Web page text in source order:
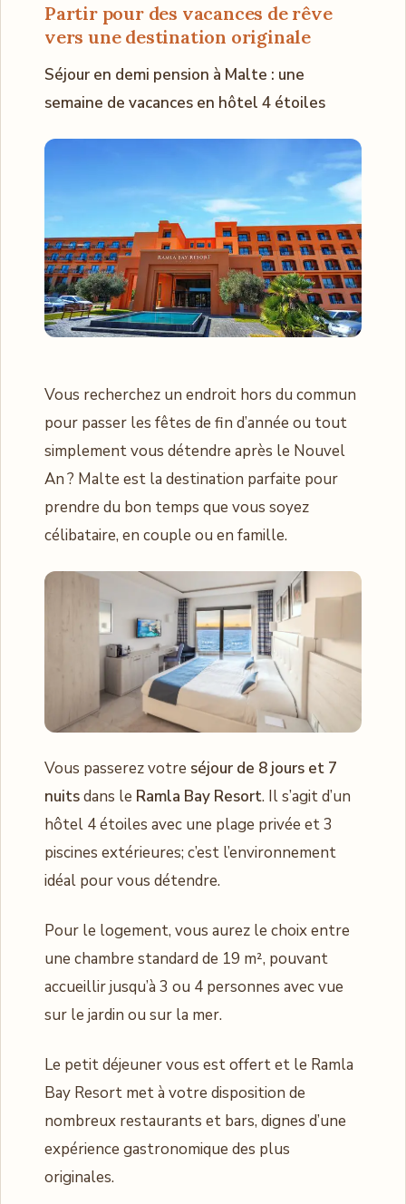
Partir pour des vacances de rêve
vers une destination originale
Séjour en demi pension à Malte : une
semaine de vacances en hôtel 4 étoiles
Vous recherchez un endroit hors du commun
pour passer les fêtes de fin d’année ou tout
simplement vous détendre après le Nouvel
An ? Malte est la destination parfaite pour
prendre du bon temps que vous soyez
célibataire, en couple ou en famille.
Vous passerez votre séjour de 8 jours et 7
nuitsdans le Ramla Bay Resort. Il s’agit d’un
hôtel 4 étoiles avec une plage privée et 3
piscines extérieures; c’est l’environnement
idéal pour vous détendre.
Pour le logement, vous aurez le choix entre
une chambre standard de 19 m², pouvant
accueillir jusqu’à 3 ou 4 personnes avec vue
sur le jardin ou sur la mer.
Le petit déjeuner vous est offert et le Ramla
Bay Resort met à votre disposition de
nombreux restaurants et bars, dignes d’une
expérience gastronomique des plus
originales.